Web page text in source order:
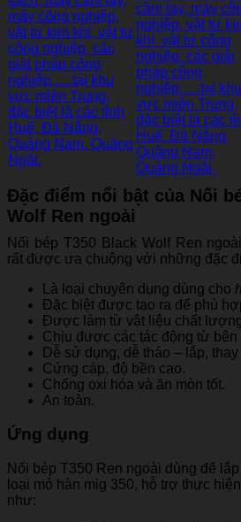
Đặc điểm nổi bật của Nối
Wolf Ren ngoài
Nối bép T350 Black Wolf Ren
rất được ưa chuộng với những đặc
Là loại chuyên dụng dùng cho
Đặc biệt được tạo ra để phù
Được làm từ vật liệu chất
Chịu được các tác động từ bên
Dễ sử dụng, dễ tháo – lắp, thay
Cứng cáp, độ bền cao.
Chống oxi hóa và ăn mòn tốt.
An toàn.
Ứng dụng
Nối bép T350 Ren ngoài dùng để
loại mỏ hàn mig 350, hỗ trợ thực
như: